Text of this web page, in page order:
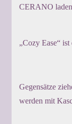
CERANO
„Cozy Ease“
Gegensätze
werden mit